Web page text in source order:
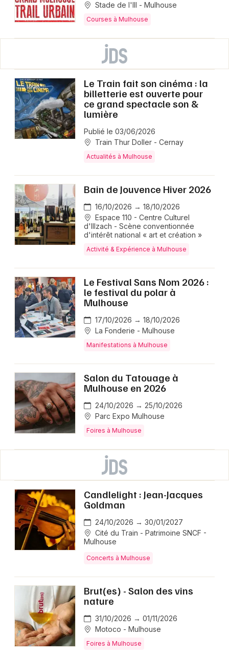
Stade de l'Ill - Mulhouse
Courses à Mulhouse
Le Train fait son cinéma : la
billetterie est ouverte pour
ce grand spectacle son &
lumière
Publié le 03/06/2026
Train Thur Doller - Cernay
Actualités à Mulhouse
Bain de Jouvence Hiver 2026
16/10/2026 → 18/10/2026
Espace 110 - Centre Culturel
d'Illzach - Scène conventionnée
d'intérêt national « art et création »
Activité & Expérience à Mulhouse
Le Festival Sans Nom 2026 :
le festival du polar à
Mulhouse
17/10/2026 → 18/10/2026
La Fonderie - Mulhouse
Manifestations à Mulhouse
Salon du Tatouage à
Mulhouse en 2026
24/10/2026 → 25/10/2026
Parc Expo Mulhouse
Foires à Mulhouse
Candlelight : Jean-Jacques
Goldman
24/10/2026 → 30/01/2027
Cité du Train - Patrimoine SNCF -
Mulhouse
Concerts à Mulhouse
Brut(es) - Salon des vins
nature
31/10/2026 → 01/11/2026
Motoco - Mulhouse
Foires à Mulhouse